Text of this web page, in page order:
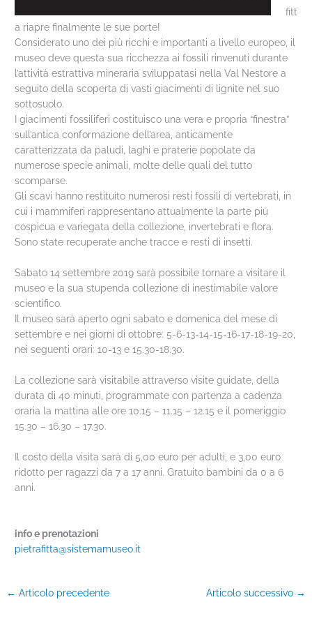
fitt
a riapre finalmente le sue porte!
Considerato uno dei più ricchi e importanti a livello europeo, il
museo deve questa sua ricchezza ai fossili rinvenuti durante
l’attività estrattiva mineraria sviluppatasi nella Val Nestore a
seguito della scoperta di vasti giacimenti di lignite nel suo
sottosuolo.
I giacimenti fossiliferi costituisco una vera e propria “finestra”
sull’antica conformazione dell’area, anticamente
caratterizzata da paludi, laghi e praterie popolate da
numerose specie animali, molte delle quali del tutto
scomparse.
Gli scavi hanno restituito numerosi resti fossili di vertebrati, in
cui i mammiferi rappresentano attualmente la parte più
cospicua e variegata della collezione, invertebrati e flora.
Sono state recuperate anche tracce e resti di insetti.
Sabato 14 settembre 2019 sarà possibile tornare a visitare il
museo e la sua stupenda collezione di inestimabile valore
scientifico.
Il museo sarà aperto ogni sabato e domenica del mese di
settembre e nei giorni di ottobre: 5-6-13-14-15-16-17-18-19-20,
nei seguenti orari: 10-13 e 15.30-18.30.
La collezione sarà visitabile attraverso visite guidate, della
durata di 40 minuti, programmate con partenza a cadenza
oraria la mattina alle ore 10.15 – 11.15 – 12.15 e il pomeriggio
15.30 – 16.30 – 17.30.
Il costo della visita sarà di 5,00 euro per adulti, e 3,00 euro
ridotto per ragazzi da 7 a 17 anni. Gratuito bambini da 0 a 6
anni.
info e prenotazioni
pietrafitta@sistemamuseo.it
← Articolo precedente Articolo successivo →